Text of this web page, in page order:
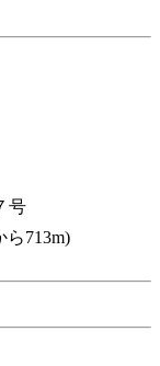
号
ら713m)